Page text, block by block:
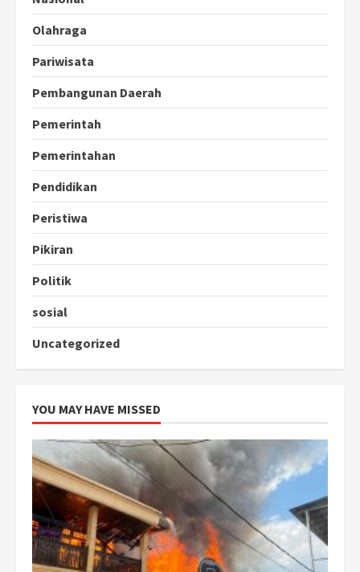
Olahraga
Pariwisata
Pembangunan Daerah
Pemerintah
Pemerintahan
Pendidikan
Peristiwa
Pikiran
Politik
sosial
Uncategorized
YOU MAY HAVE MISSED